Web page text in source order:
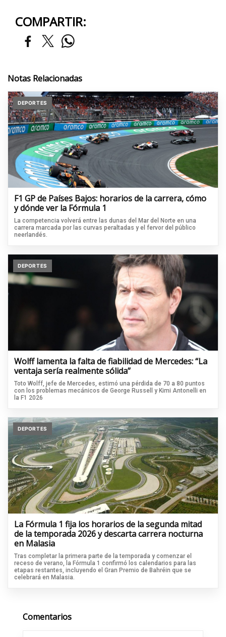
COMPARTIR:
Notas Relacionadas
DEPORTES
F1 GP de Países Bajos: horarios de la carrera, cómo
y dónde ver la Fórmula 1
La competencia volverá entre las dunas del Mar del Norte en una
carrera marcada por las curvas peraltadas y el fervor del público
neerlandés.
DEPORTES
Wolff lamenta la falta de fiabilidad de Mercedes: “La
ventaja sería realmente sólida”
Toto Wolff, jefe de Mercedes, estimó una pérdida de 70 a 80 puntos
con los problemas mecánicos de George Russell y Kimi Antonelli en
la F1 2026
DEPORTES
La Fórmula 1 fija los horarios de la segunda mitad
de la temporada 2026 y descarta carrera nocturna
en Malasia
Tras completar la primera parte de la temporada y comenzar el
receso de verano, la Fórmula 1 confirmó los calendarios para las
etapas restantes, incluyendo el Gran Premio de Bahréin que se
celebrará en Malasia.
Comentarios